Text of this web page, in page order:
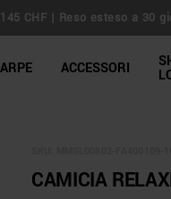
CHF | Reso esteso a 30
ACCESSORI
CAMICIA